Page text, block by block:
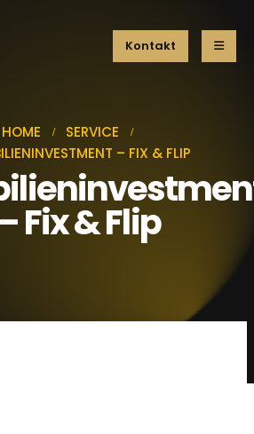
Kontakt
HOME
SERVICE
– FIX & FLIP
– Fix & Flip